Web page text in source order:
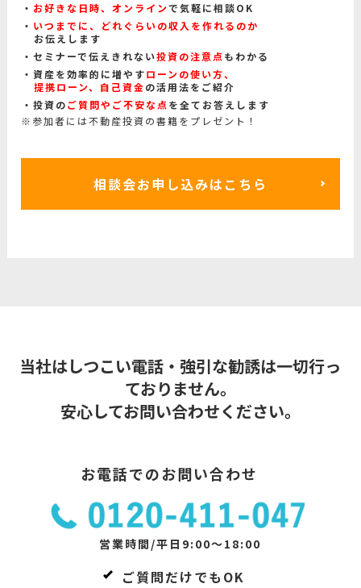
お好きな日時、オンラインで気軽に相談OK
いつまでに、どれぐらいの収入を作れるのか
お伝えします
セミナーで伝えきれない投資の注意点 もわかる
資産を効率的に増やすローンの使い方、
提携ローン、自己資金の活用法をご紹介
投資のご質問やご不安な点 を全てお答えします
※参加者には不動産投資の書籍をプレゼント！
相談会お申し込みはこちら
当社はしつこい電話・強引な勧誘は一切行っ
ておりません。
安心してお問い合わせください。
お電話でのお問い合わせ
営業時間/平日9:00～18:00
ご質問だけでもOK